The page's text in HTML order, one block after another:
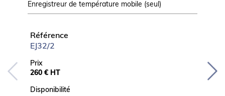
Enregistreur de température mobile (seul)
Référence
EJ32/2
Prix
260 € HT
Disponibilité
Prix
401 €